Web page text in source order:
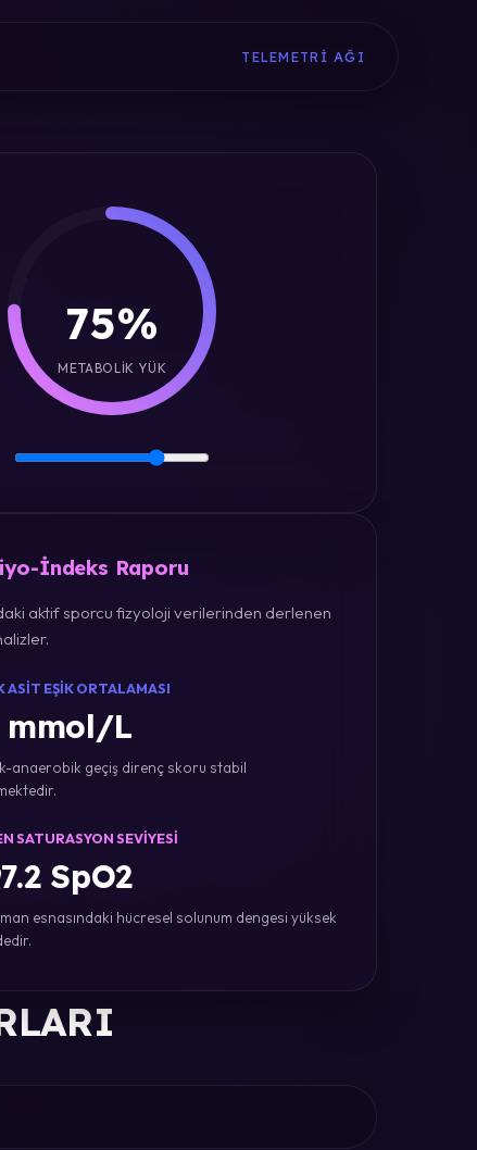
TELEMETRI AĞI
75%
METABOLIK YÜK
İndeks Raporu
aktif sporcu fizyoloji verilerinden derlenen
ASIT EŞIK ORTALAMASI
mmol/L
anaerobik geçiş direnç skoru stabil
SATURASYON SEVIYESI
SpO2
esnasındaki hücresel solunum dengesi yüksek